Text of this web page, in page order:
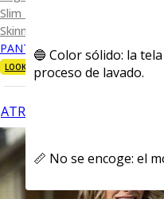
Slim Fit
Skinny Fit
PANTALÓN DE VESTIR
LOOKS
ATRÁS
🔵 Color sólido: la
proceso de lavado.
📏 No se encoge: el